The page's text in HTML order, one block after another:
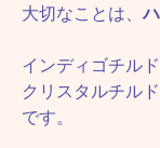
大切なことは、
インディゴチル
クリスタルチル
です。